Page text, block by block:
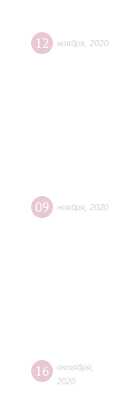
12 ноября 2020
09 ноября 2020
16 октября
2020